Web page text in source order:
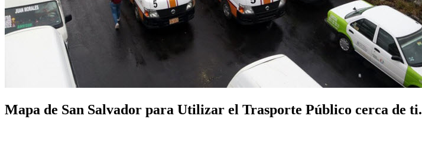
Mapa de San Salvador para Utilizar el Trasporte Público cerca de ti.